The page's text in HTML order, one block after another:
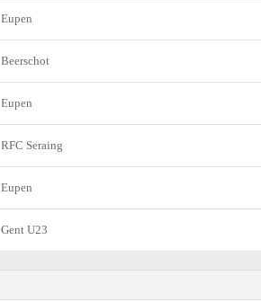
Eupen
Beerschot
Eupen
RFC Seraing
Eupen
Gent U23